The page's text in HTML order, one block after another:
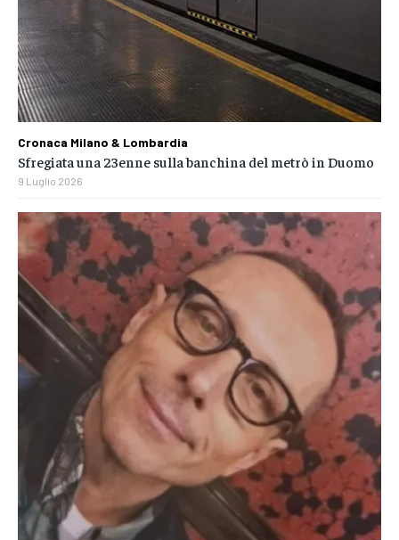
Cronaca Milano & Lombardia
Sfregiata una 23enne sulla banchina del metrò in Duomo
9 Luglio 2026